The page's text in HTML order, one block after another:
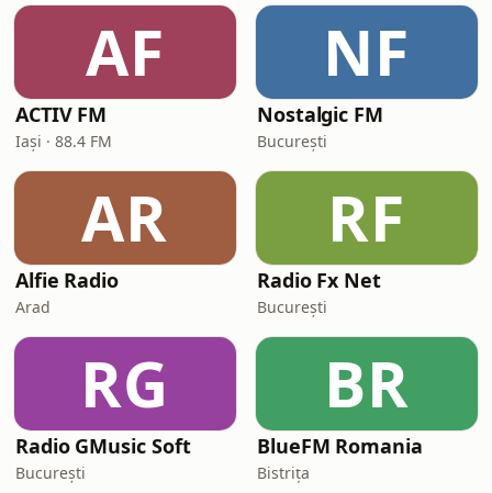
AF
ACTIV FM
Iași · 88.4 FM
NF
Nostalgic FM
București
AR
Alfie Radio
Arad
RF
Radio Fx Net
București
RG
Radio GMusic Soft
București
BR
BlueFM Romania
Bistrița